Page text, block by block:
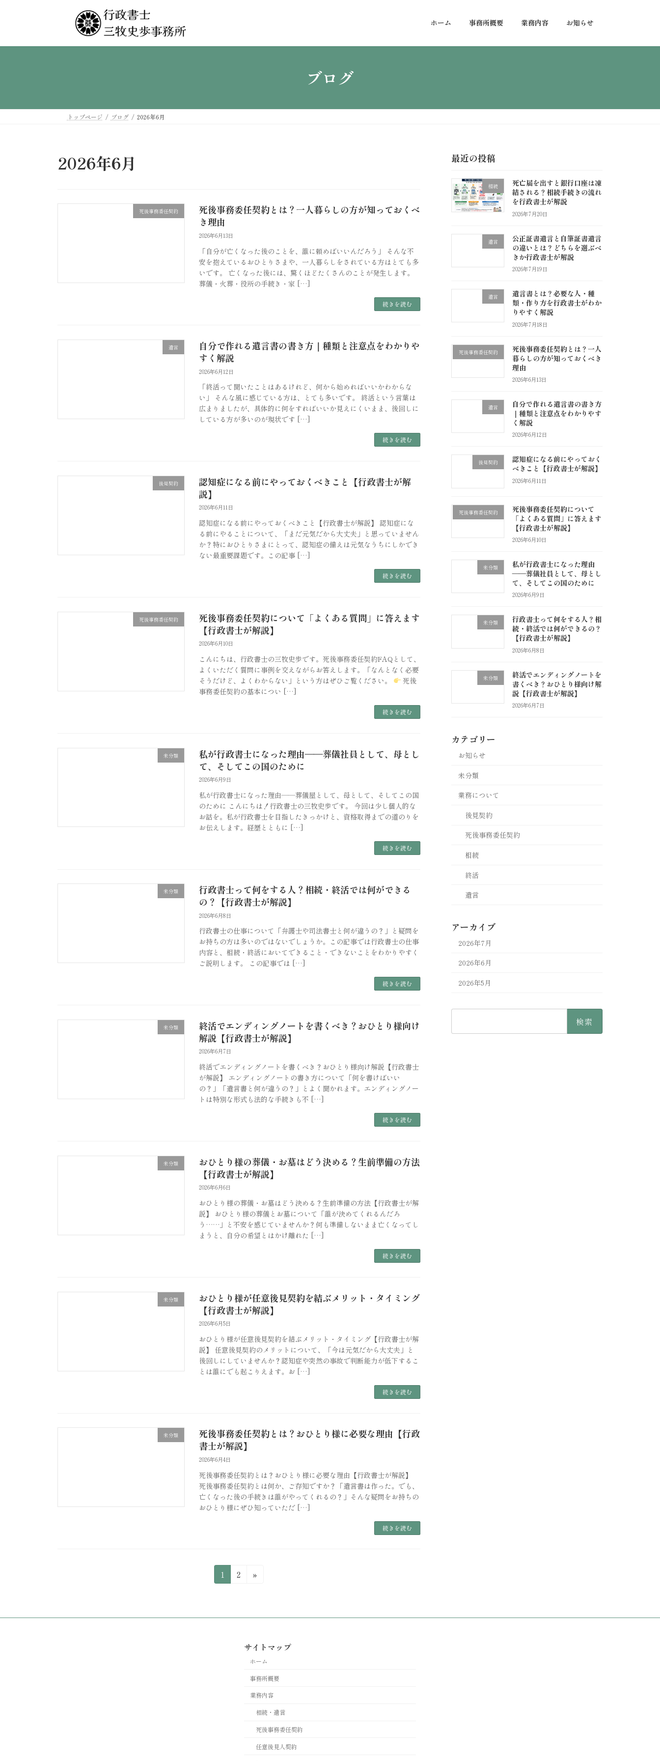
プ
動
ホーム 事務所概要 業務内容 お知らせ
ブログ
トップページ ブログ 2026年6月
2026年6月
死後事務委任契約
死後事務委任契約とは？一人暮らしの方が知っておくべ
き理由
2026年6月13日
「自分が亡くなった後のことを、誰に頼めばいいんだろう」 そんな不
安を抱えているおひとりさまや、一人暮らしをされている方はとても多
いです。 亡くなった後には、驚くほどたくさんのことが発生します。
葬儀・火葬・役所の手続き・家 […]
続きを読む
遺言
自分で作れる遺言書の書き方｜種類と注意点をわかりや
すく解説
2026年6月12日
「終活って聞いたことはあるけれど、何から始めればいいかわからな
い」 そんな風に感じている方は、とても多いです。 終活という言葉は
広まりましたが、具体的に何をすればいいか見えにくいまま、後回しに
している方が多いのが現状です […]
続きを読む
後見契約
認知症になる前にやっておくべきこと【行政書士が解
説】
2026年6月11日
認知症になる前にやっておくべきこと【行政書士が解説】 認知症にな
る前にやることについて、「まだ元気だから大丈夫」と思っていません
か？特におひとりさまにとって、認知症の備えは元気なうちにしかでき
ない最重要課題です。この記事 […]
続きを読む
死後事務委任契約
死後事務委任契約について「よくある質問」に答えます
【行政書士が解説】
2026年6月10日
こんにちは、行政書士の三牧史歩です。死後事務委任契約FAQとして、
よくいただく質問に事例を交えながらお答えします。「なんとなく必要
そうだけど、よくわからない」という方はぜひご覧ください。
死後
事務委任契約の基本につい […]
続きを読む
未分類
私が行政書士になった理由――葬儀社員として、母とし
て、そしてこの国のために
2026年6月9日
私が行政書士になった理由――葬儀屋として、母として、そしてこの国
のために こんにちは！行政書士の三牧史歩です。 今回は少し個人的な
お話を。私が行政書士を目指したきっかけと、資格取得までの道のりを
お伝えします。経歴とともに […]
続きを読む
未分類
行政書士って何をする人？相続・終活では何ができる
の？【行政書士が解説】
2026年6月8日
行政書士の仕事について「弁護士や司法書士と何が違うの？」と疑問を
お持ちの方は多いのではないでしょうか。この記事では行政書士の仕事
内容と、相続・終活においてできること・できないことをわかりやすく
ご説明します。 この記事では […]
続きを読む
未分類
終活でエンディングノートを書くべき？おひとり様向け
解説【行政書士が解説】
2026年6月7日
終活でエンディングノートを書くべき？おひとり様向け解説【行政書士
が解説】 エンディングノートの書き方について「何を書けばいい
の？」「遺言書と何が違うの？」とよく聞かれます。エンディングノー
トは特別な形式も法的な手続きも不 […]
続きを読む
未分類
おひとり様の葬儀・お墓はどう決める？生前準備の方法
【行政書士が解説】
2026年6月6日
おひとり様の葬儀・お墓はどう決める？生前準備の方法【行政書士が解
説】 おひとり様の葬儀とお墓について「誰が決めてくれるんだろ
う……」と不安を感じていませんか？何も準備しないまま亡くなってし
まうと、自分の希望とはかけ離れた […]
続きを読む
未分類
おひとり様が任意後見契約を結ぶメリット・タイミング
【行政書士が解説】
2026年6月5日
おひとり様が任意後見契約を結ぶメリット・タイミング【行政書士が解
説】 任意後見契約のメリットについて、「今は元気だから大丈夫」と
後回しにしていませんか？認知症や突然の事故で判断能力が低下するこ
とは誰にでも起こりえます。お […]
続きを読む
未分類
死後事務委任契約とは？おひとり様に必要な理由【行政
書士が解説】
2026年6月4日
死後事務委任契約とは？おひとり様に必要な理由【行政書士が解説】
死後事務委任契約とは何か、ご存知ですか？「遺言書は作った。でも、
亡くなった後の手続きは誰がやってくれるの？」そんな疑問をお持ちの
おひとり様にぜひ知っていただ […]
続きを読む
の
固
定
ジ
1
固
ジ
2 »
最近の投稿
相続
死亡届を出すと銀行口座は凍
結される？相続手続きの流れ
を行政書士が解説
2026年7月20日
遺言
公正証書遺言と自筆証書遺言
の違いとは？どちらを選ぶべ
きか行政書士が解説
2026年7月19日
遺言
遺言書とは？必要な人・種
類・作り方を行政書士がわか
りやすく解説
2026年7月18日
死後事務委任契約
死後事務委任契約とは？一人
暮らしの方が知っておくべき
理由
2026年6月13日
遺言
自分で作れる遺言書の書き方
｜種類と注意点をわかりやす
く解説
2026年6月12日
後見契約
認知症になる前にやっておく
べきこと【行政書士が解説】
2026年6月11日
死後事務委任契約
死後事務委任契約について
「よくある質問」に答えます
【行政書士が解説】
2026年6月10日
未分類
私が行政書士になった理由
――葬儀社員として、母とし
て、そしてこの国のために
2026年6月9日
未分類
行政書士って何をする人？相
続・終活では何ができるの？
【行政書士が解説】
2026年6月8日
未分類
終活でエンディングノートを
書くべき？おひとり様向け解
説【行政書士が解説】
2026年6月7日
カテゴリー
お知らせ
未分類
業務について
後見契約
死後事務委任契約
相続
終活
遺言
アーカイブ
2026年7月
2026年6月
2026年5月
サイトマップ
ホーム
事務所概要
業務内容
相続・遺言
死後事務委任契約
任意後見人契約